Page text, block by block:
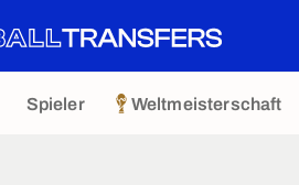
Spieler Weltmeisterschaft